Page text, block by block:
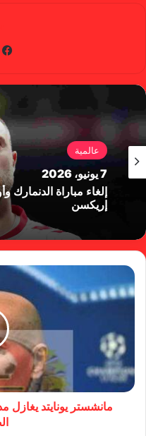
عالمية
7 يونيو، 2026
إلغاء مباراة الدنمارك
إريكسن
مانشستر يونايتد يغازل